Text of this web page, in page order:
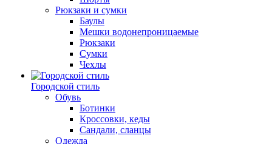
Рюкзаки и сумки
Баулы
Мешки водонепроницаемые
Рюкзаки
Сумки
Чехлы
Городской стиль
Обувь
Ботинки
Кроссовки, кеды
Сандали, сланцы
Одежда